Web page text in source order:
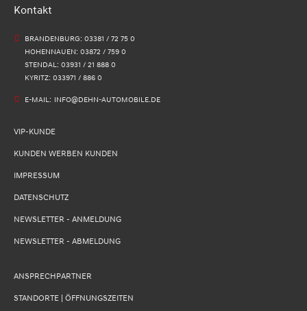
Kontakt
BRANDENBURG: 03381 / 72 75 0
HOHENNAUEN: 03872 / 759 0
STENDAL: 03931 / 21 888 0
KYRITZ: 033971 / 886 0
E-MAIL: INFO@DEHN-AUTOMOBILE.DE
VIP-KUNDE
KUNDEN WERBEN KUNDEN
IMPRESSUM
DATENSCHUTZ
NEWSLETTER - ANMELDUNG
NEWSLETTER - ABMELDUNG
ANSPRECHPARTNER
STANDORTE | ÖFFNUNGSZEITEN